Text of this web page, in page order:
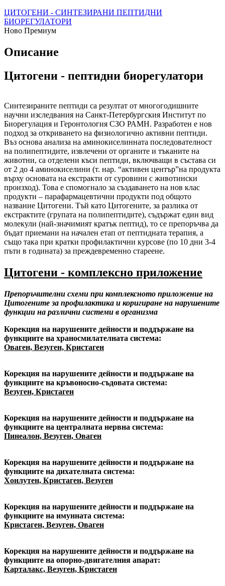
ЦИТОГЕНИ - СИНТЕЗИРАНИ ПЕПТИДНИ
БИОРЕГУЛАТОРИ
Ново Премиум
Описание
Цитогени - пептидни биорегулатори
Синтезираните пептиди са резултат от многогодишните
научни изследвания на Санкт-Петербургския Институт по
Биорегулация и Геронтология СЗО РАМН. Разработен е нов
подход за откриването на физиологично активни пептиди.
Въз основа анализа на аминокиселинната последователност
на полипептидите, извлечени от органите и тъканите на
животни, са отделени къси пептиди, включващи в състава си
от 2 до 4 аминокиселини (т. нар. “активен център”на продукта
върху основата на екстракти от суровини с животински
произход). Това е спомогнало за създаването на нов клас
продукти – парафармацевтични продукти под общото
название Цитогени. Тъй като Цитогените, за разлика от
екстрактите (групата на полипептидите), съдържат един вид
молекули (най-значимият кратък пептид), то се препоръчва да
бъдат приемани на начален етап от пептидната терапия, а
също така при кратки профилактични курсове (по 10 дни 3-4
пъти в годината) за преждевременно стареене.
Цитогени - комплексно приложение
Препоръчителни схеми при комплексното приложение на
Цитогените за профилактика и коригиране на нарушените
функции на различни системи в организма
Корекция на нарушените дейности и поддържане на
функциите на храносмилателната система:
Оваген, Везуген, Кристаген
Корекция на нарушените дейности и поддържане на
функциите на кръвоносно-съдовата система:
Везуген, Кристаген
Корекция на нарушените дейности и поддържане на
функциите на централната нервна система:
Пинеалон, Везуген, Оваген
Корекция на нарушените дейности и поддържане на
функциите на дихателната система:
Хонлутен, Кристаген, Везуген
Корекция на нарушените дейности и поддържане на
функциите на имунната система:
Кристаген, Везуген, Оваген
Корекция на нарушените дейности и поддържане на
функциите на опорно-двигателния апарат:
Карталакс, Везуген, Кристаген